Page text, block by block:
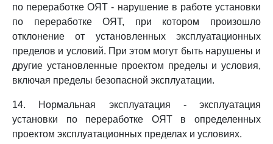
по переработке ОЯТ - нарушение в работе установки
по переработке ОЯТ, при котором произошло
отклонение от установленных эксплуатационных
пределов и условий. При этом могут быть нарушены и
другие установленные проектом пределы и условия,
включая пределы безопасной эксплуатации.
14. Нормальная эксплуатация - эксплуатация
установки по переработке ОЯТ в определенных
проектом эксплуатационных пределах и условиях.